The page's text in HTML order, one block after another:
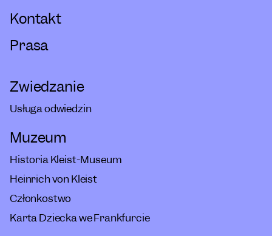
Kontakt
Prasa
Zwiedzanie
Usługa odwiedzin
Muzeum
Historia Kleist-Museum
Heinrich von Kleist
Członkostwo
Karta Dziecka we Frankfurcie